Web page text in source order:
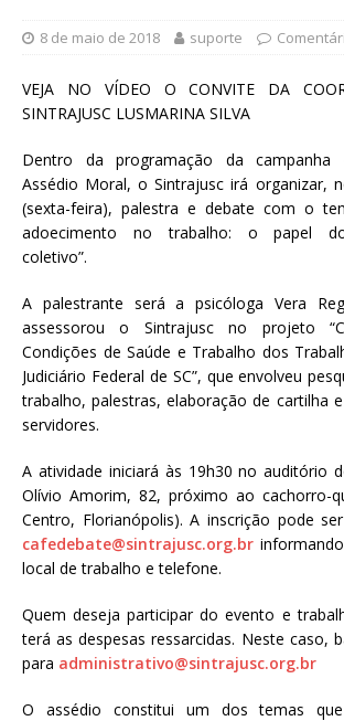
8 de maio de 2018 suporte
VEJA NO VÍDEO O CONVITE DA
SINTRAJUSC LUSMARINA SILVA
Dentro da programação da
Assédio Moral, o Sintrajusc irá organizar,
(sexta-feira), palestra e debate com o
adoecimento no trabalho: o papel
coletivo”.
A palestrante será a psicóloga Vera
assessorou o Sintrajusc no projeto
Condições de Saúde e Trabalho dos
Judiciário Federal de SC”, que envolveu
trabalho, palestras, elaboração de cartilha
servidores.
A atividade iniciará às 19h30 no auditório
Olívio Amorim, 82, próximo ao cachorro-
Centro, Florianópolis). A inscrição pode
cafedebate@sintrajusc.org.br
local de trabalho e telefone.
Quem deseja participar do evento e
terá as despesas ressarcidas. Neste caso,
para administrativo@sintrajusc.org.br
O assédio constitui um dos temas